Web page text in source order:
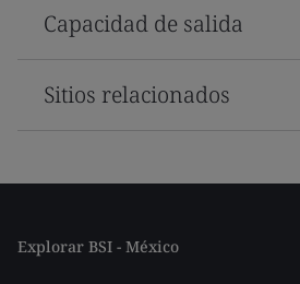
Capacidad de salida
Sitios relacionados
Explorar BSI - México